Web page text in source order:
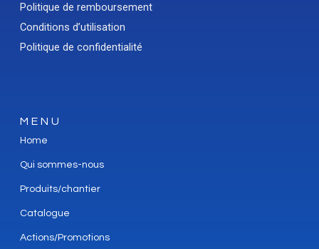
Politique de remboursement
Conditions d’utilisation
Politique de confidentialité
MENU
Home
Qui sommes-nous
Produits/chantier
Catalogue
Actions/Promotions